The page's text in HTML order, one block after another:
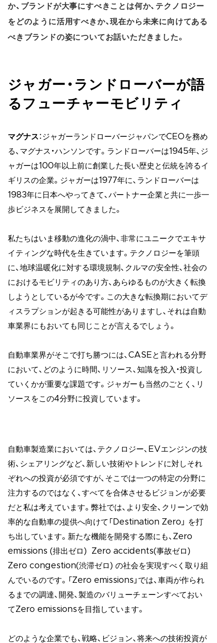
か、ブランドが大事にすべきことは何か、テクノロジー
をどのように活用すべきか、現在から未来に向けてある
べきブランドの姿についてお話いただきました。
ジャガー・ランドローバーが語
るフューチャーモビリティ
マグナス：ジャガーランドローバージャパンでCEOを務め
る、マグナス・ハンソンです。ランドローバーは1945年、ジ
ャガーは100年以上前に創業した長い歴史と伝統を誇るイ
ギリスの企業。ジャガーは1977年に、ランドローバーは
1983年に日本へやってきて、パートナー企業と共に一歩一
歩ビジネスを展開してきました。
私たちはいま移動の進化の渦中、非常にユニークでエキサ
イティングな時代を生きています。テクノロジーを筆頭
に、地球温暖化に対する環境規制、クルマの安全性、社会の
におけるモビリティのあり方、あらゆるものが大きく転換
しようとしているが今です。この大きな転換期においてデ
ィスラプションが起きる可能性がありますし、それは自動
車業界にもおいても同じことが言えるでしょう。
自動車業界がそこで打ち勝つには、CASEと言われる分野
において、どのように時間、リソース、知識を投入・投資し
ていくかが重要な課題です。ジャガーも当然のごとく、リ
ソースをこの4分野に投資しています。
自動車製造業においては、テクノロジー、EVエンジンの技
術、シェアリングなど、新しい技術やトレンドに対しそれ
ぞれへの投資が必須ですが、そこでは一つの特定の分野に
注力するのではなく、すべてを合体させるビジョンが必要
だと私は考えています。弊社では、より安全、クリーンで効
率的な自動車の提供へ向けて「Destination Zero」 を打
ち出しています。新たな機能を開発する際にも、Zero
emissions (排出ゼロ) Zero accidents(事故ゼロ)
Zero congestion(渋滞ゼロ) の社会を実現すべく取り組
んでいるのです。「Zero emissions」では、車両が作られ
るまでの調達、開発、製造のバリューチェーンすべておい
てZero emissionsを目指しています。
どのような企業でも、戦略、ビジョン、将来への技術投資が